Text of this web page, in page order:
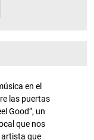
en el
las puertas
Good”, un
que nos
artista que